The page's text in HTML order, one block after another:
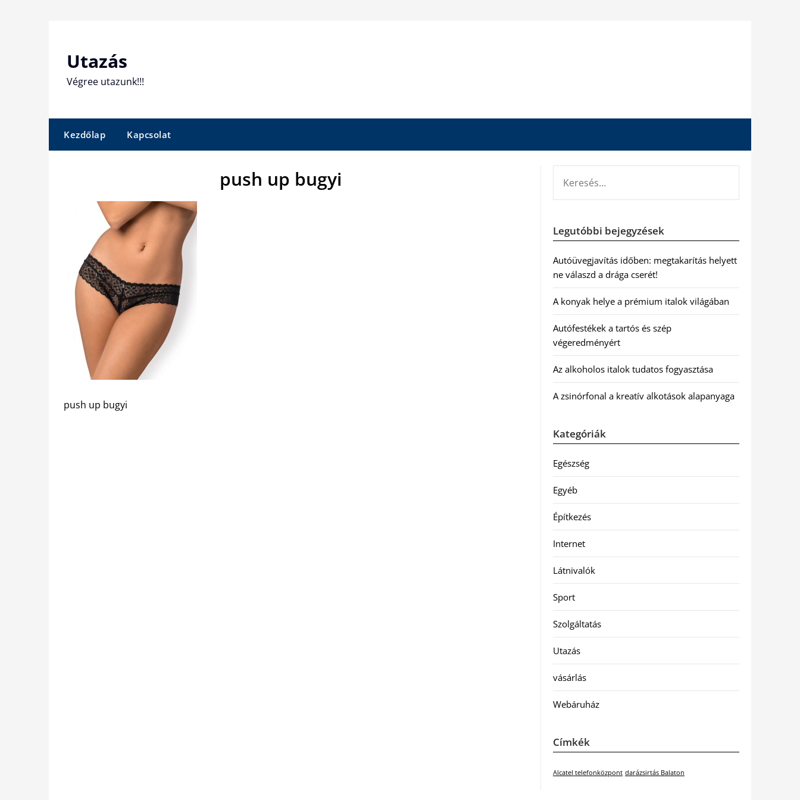
Utazás
Végree utazunk!!!
Kezdőlap Kapcsolat
push up bugyi
push up bugyi
Legutóbbi bejegyzések
Autóüvegjavítás időben: megtakarítás helyett
ne válaszd a drága cserét!
A konyak helye a prémium italok világában
Autófestékek a tartós és szép
végeredményért
Az alkoholos italok tudatos fogyasztása
A zsinórfonal a kreatív alkotások alapanyaga
Kategóriák
Egészség
Egyéb
Építkezés
Internet
Látnivalók
Sport
Szolgáltatás
Utazás
vásárlás
Webáruház
Címkék
Alcatel telefonközpont darázsirtás Balaton